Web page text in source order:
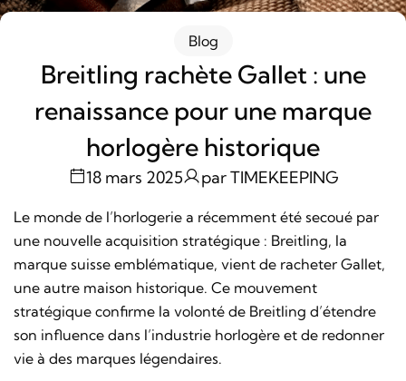
Blog
Breitling rachète Gallet : une
renaissance pour une marque
horlogère historique
18 mars 2025 par TIMEKEEPING
Le monde de l’horlogerie a récemment été secoué par
une nouvelle acquisition stratégique : Breitling, la
marque suisse emblématique, vient de racheter Gallet,
une autre maison historique. Ce mouvement
stratégique confirme la volonté de Breitling d’étendre
son influence dans l’industrie horlogère et de redonner
vie à des marques légendaires.